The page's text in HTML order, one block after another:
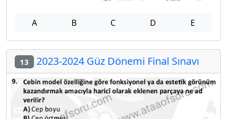
A B C D E
13 2023-2024 Güz Dönemi Final Sınavı